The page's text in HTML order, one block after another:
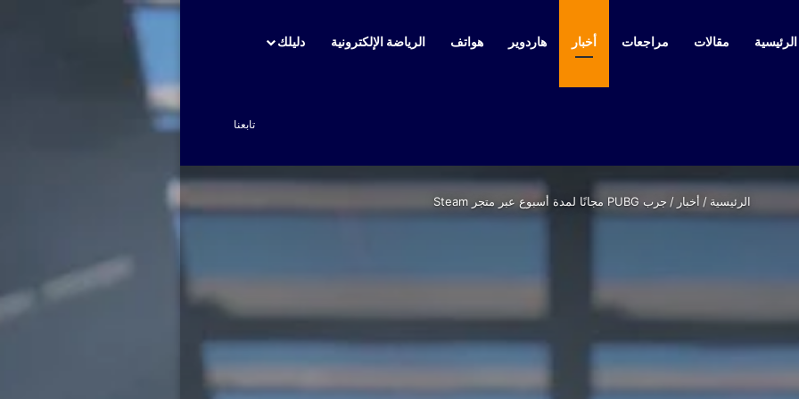
مقالات مراجعات أخبار هاردوير هواتف الرياضة الإلكترونية دليلك
تابعنا
الرئيسية / أخبار / جرب PUBG مجانًا لمدة أسبوع عبر متجر Steam